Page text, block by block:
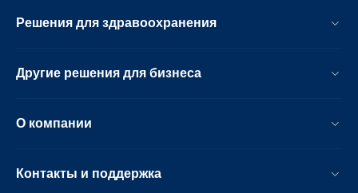
Решения для здравоохранения
Другие решения для бизнеса
О компании
Контакты и поддержка